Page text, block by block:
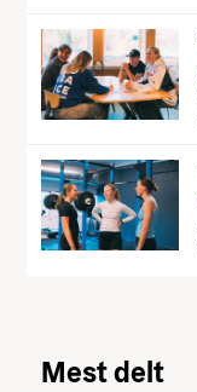
Mest delt